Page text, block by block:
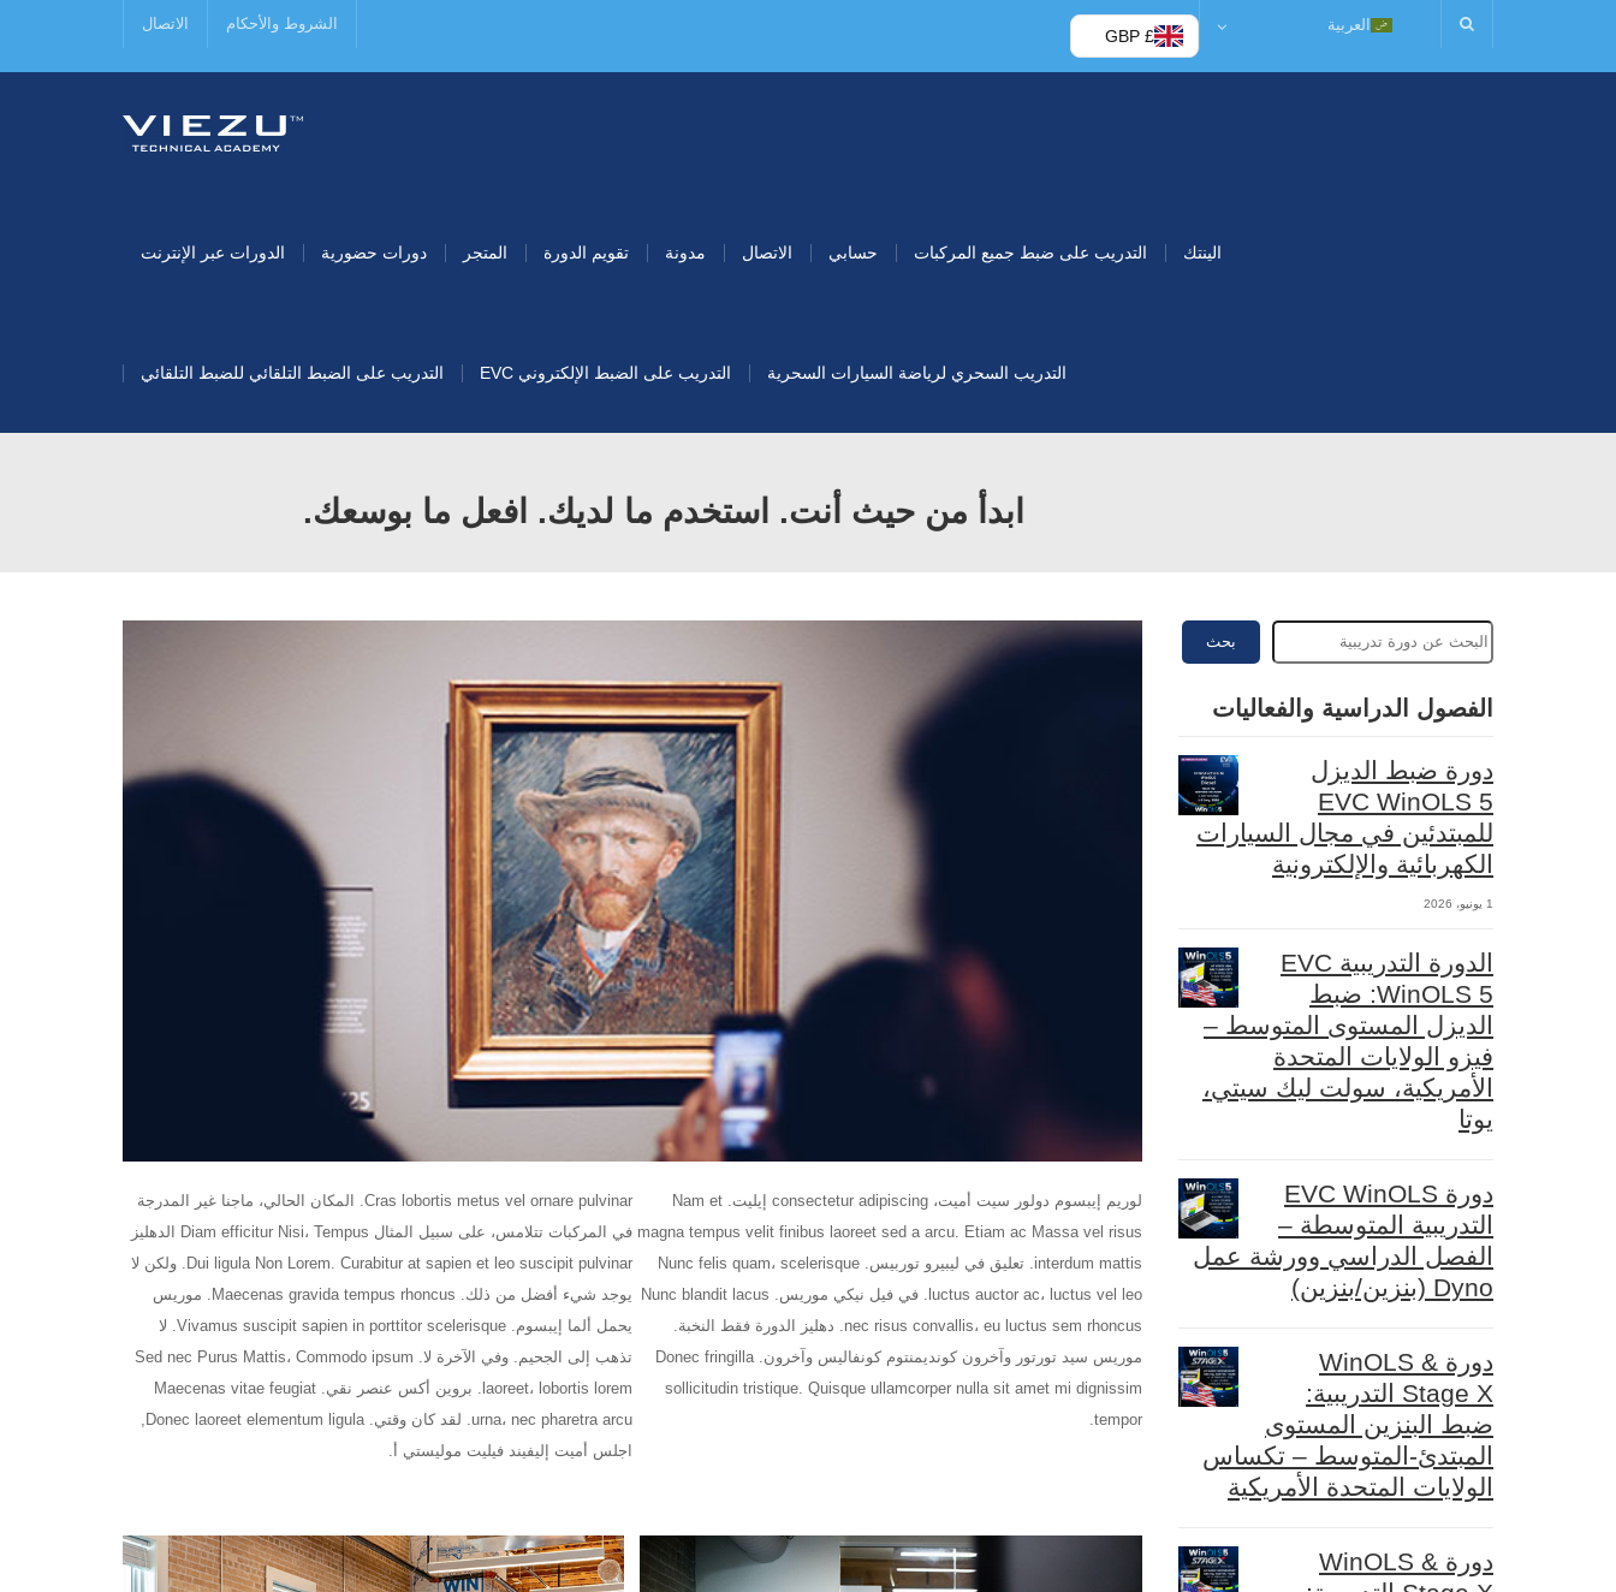
الاتصال الشروط والأحكام
£ GBP
العربية
الدورات عبر الإنترنت دورات حضورية المتجر تقويم الدورة مدونة الاتصال حسابي التدريب على ضبط جميع المركبات الينتك
التدريب على الضبط التلقائي للضبط التلقائي التدريب على الضبط الإلكتروني EVC التدريب السحري لرياضة السيارات السحرية
ابدأ من حيث أنت. استخدم ما لديك. افعل ما بوسعك.
لوريم إيبسوم دولور سيت أميت، consectetur adipiscing إيليت. Nam et
magna tempus velit finibus laoreet sed a arcu. Etiam ac Massa vel risus
interdum mattis. تعليق في ليبيرو توربيس. Nunc felis quam، scelerisque
luctus auctor ac، luctus vel leo. في فيل نيكي موريس. Nunc blandit lacus
nec risus convallis، eu luctus sem rhoncus. دهليز الدورة فقط النخبة.
موريس سيد تورتور وآخرون كونديمنتوم كونفاليس وآخرون. Donec fringilla
sollicitudin tristique. Quisque ullamcorper nulla sit amet mi dignissim
tempor.
Cras lobortis metus vel ornare pulvinar. المكان الحالي، ماجنا غير المدرجة
في المركبات تتلامس، على سبيل المثال Diam efficitur Nisi، Tempus الدهليز
Dui ligula Non Lorem. Curabitur at sapien et leo suscipit pulvinar. ولكن لا
يوجد شيء أفضل من ذلك. Maecenas gravida tempus rhoncus. موريس
يحمل ألما إيبسوم. Vivamus suscipit sapien in porttitor scelerisque. لا
تذهب إلى الجحيم. وفي الآخرة لا. Sed nec Purus Mattis، Commodo ipsum
laoreet، lobortis lorem. بروين أكس عنصر نقي. Maecenas vitae feugiat
urna، nec pharetra arcu. لقد كان وقتي. Donec laoreet elementum ligula,
اجلس أميت إليفيند فيليت موليستي أ.
بحث
الفصول الدراسية والفعاليات
دورة ضبط الديزل
EVC WinOLS 5
للمبتدئين في مجال السيارات
الكهربائية والإلكترونية
1 يونيو، 2026
الدورة التدريبية EVC
WinOLS 5: ضبط
الديزل المستوى المتوسط –
فيزو الولايات المتحدة
الأمريكية، سولت ليك سيتي،
يوتا
دورة EVC WinOLS
التدريبية المتوسطة –
الفصل الدراسي وورشة عمل
Dyno (بنزين/بنزين)
دورة WinOLS &
Stage X التدريبية:
ضبط البنزين المستوى
المبتدئ-المتوسط – تكساس
الولايات المتحدة الأمريكية
دورة WinOLS &